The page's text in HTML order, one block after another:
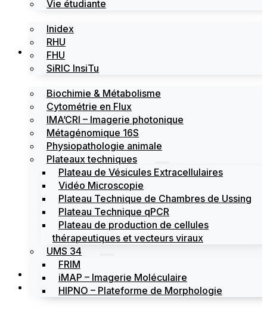
Vie étudiante
Inidex
RHU
FHU
SiRIC InsiTu
Les plateformes
Biochimie & Métabolisme
Cytométrie en Flux
IMA’CRI – Imagerie photonique
Métagénomique 16S
Physiopathologie animale
Plateaux techniques
Plateau de Vésicules Extracellulaires
Vidéo Microscopie
Plateau Technique de Chambres de Ussing
Plateau Technique qPCR
Plateau de production de cellules
thérapeutiques et vecteurs viraux
UMS 34
FRIM
iMAP – Imagerie Moléculaire
HIPNO – Plateforme de Morphologie
Actualités
Évènements